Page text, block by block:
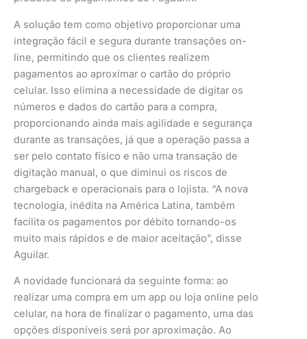
A solução tem como objetivo proporcionar uma
integração fácil e segura durante transações on-
line, permitindo que os clientes realizem
pagamentos ao aproximar o cartão do próprio
celular. Isso elimina a necessidade de digitar os
números e dados do cartão para a compra,
proporcionando ainda mais agilidade e segurança
durante as transações, já que a operação passa a
ser pelo contato físico e não uma transação de
digitação manual, o que diminui os riscos de
chargeback e operacionais para o lojista. “A nova
tecnologia, inédita na América Latina, também
facilita os pagamentos por débito tornando-os
muito mais rápidos e de maior aceitação”, disse
Aguilar.
A novidade funcionará da seguinte forma: ao
realizar uma compra em um app ou loja online pelo
celular, na hora de finalizar o pagamento, uma das
opções disponíveis será por aproximação. Ao